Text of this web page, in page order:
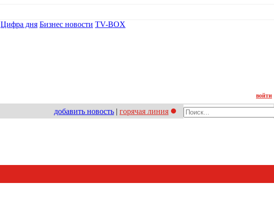
Цифра дня Бизнес новости TV-BOX
войти
добавить новость | горячая линия